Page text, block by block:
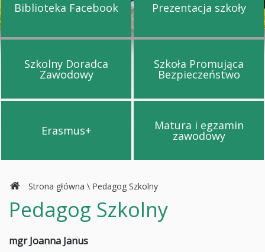
Przejdź na stronę Biblioteka Facebook
Biblioteka Facebook Przejdź na
Prezentacja szkoły
Przejdź na stronę Szkolny Doradca
Szkolny Doradca
Zawodowy Przejdź na
Szkoła Promująca
Bezpieczeństwo
Przejdź na stronę Erasmus+
Erasmus+ Przejdź na
Matura i egzamin
zawodowy
Strona główna \ Pedagog Szkolny
Pedagog Szkolny
mgr Joanna Janus